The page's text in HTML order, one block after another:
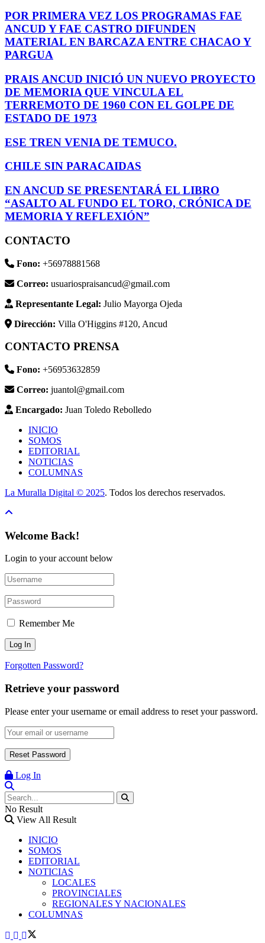
POR PRIMERA VEZ LOS PROGRAMAS FAE
ANCUD Y FAE CASTRO DIFUNDEN
MATERIAL EN BARCAZA ENTRE CHACAO Y
PARGUA
PRAIS ANCUD INICIÓ UN NUEVO PROYECTO
DE MEMORIA QUE VINCULA EL
TERREMOTO DE 1960 CON EL GOLPE DE
ESTADO DE 1973
ESE TREN VENIA DE TEMUCO.
CHILE SIN PARACAIDAS
EN ANCUD SE PRESENTARÁ EL LIBRO
“ASALTO AL FUNDO EL TORO, CRÓNICA DE
MEMORIA Y REFLEXIÓN”
CONTACTO
Fono: +56978881568
Correo: usuariospraisancud@gmail.com
Representante Legal: Julio Mayorga Ojeda
Dirección: Villa O'Higgins #120, Ancud
CONTACTO PRENSA
Fono: +56953632859
Correo: juantol@gmail.com
Encargado: Juan Toledo Rebolledo
INICIO
SOMOS
EDITORIAL
NOTICIAS
COLUMNAS
La Muralla Digital © 2025. Todos los derechos reservados.
Welcome Back!
Login to your account below
Remember Me
Forgotten Password?
Retrieve your password
Please enter your username or email address to reset your password.
Log In
No Result
View All Result
INICIO
SOMOS
EDITORIAL
NOTICIAS
LOCALES
PROVINCIALES
REGIONALES Y NACIONALES
COLUMNAS